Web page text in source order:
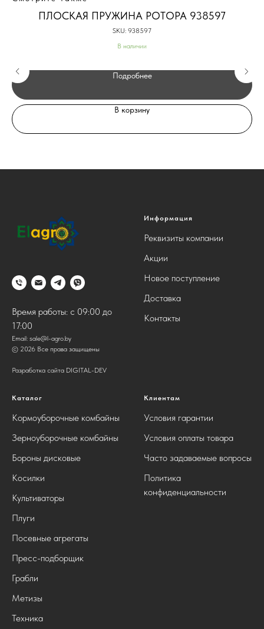
ПЛОСКАЯ ПРУЖИНА РОТОРА 938597
SKU: 938597
В наличии
Подробнее
В корзину
Время работы: с 09:00 до
17:00
Email: sale@l-agro.by
© 2026 Все права защищены
Разработка сайта DIGITAL-DEV
Информация
Реквизиты компании
Акции
Новое поступление
Доставка
Контакты
Каталог
Кормоуборочные комбайны
Зерноуборочные комбайны
Бороны дисковые
Косилки
Культиваторы
Плуги
Посевные агрегаты
Пресс-подборщик
Грабли
Метизы
Техника
Клиентам
Условия гарантии
Условия оплаты товара
Часто задаваемые вопросы
Политика
конфиденциальности